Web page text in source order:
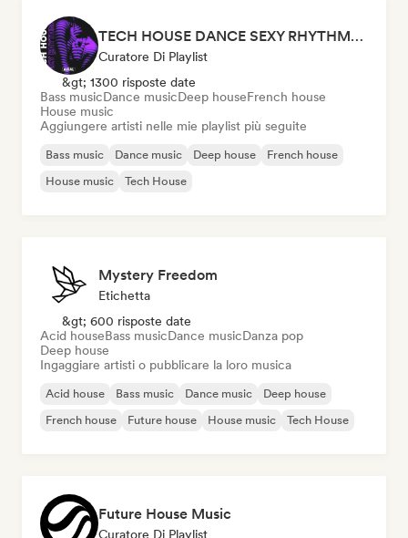
TECH HOUSE DANCE SEXY RHYTHMS 2026
Curatore Di Playlist
&gt; 1300 risposte date
Bass musicDance musicDeep houseFrench house
House music
Aggiungere artisti nelle mie playlist più seguite
Bass music Dance music Deep house
French house
House music
Tech House
Mystery Freedom
Etichetta
&gt; 600 risposte date
Acid houseBass musicDance musicDanza pop
Deep house
Ingaggiare artisti o pubblicare la loro musica
Acid house Bass music Dance music
Deep house
French house
Future house House music Tech House
Future House Music
Curatore Di Playlist